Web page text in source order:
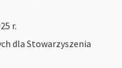
r.
dla Stowarzyszenia